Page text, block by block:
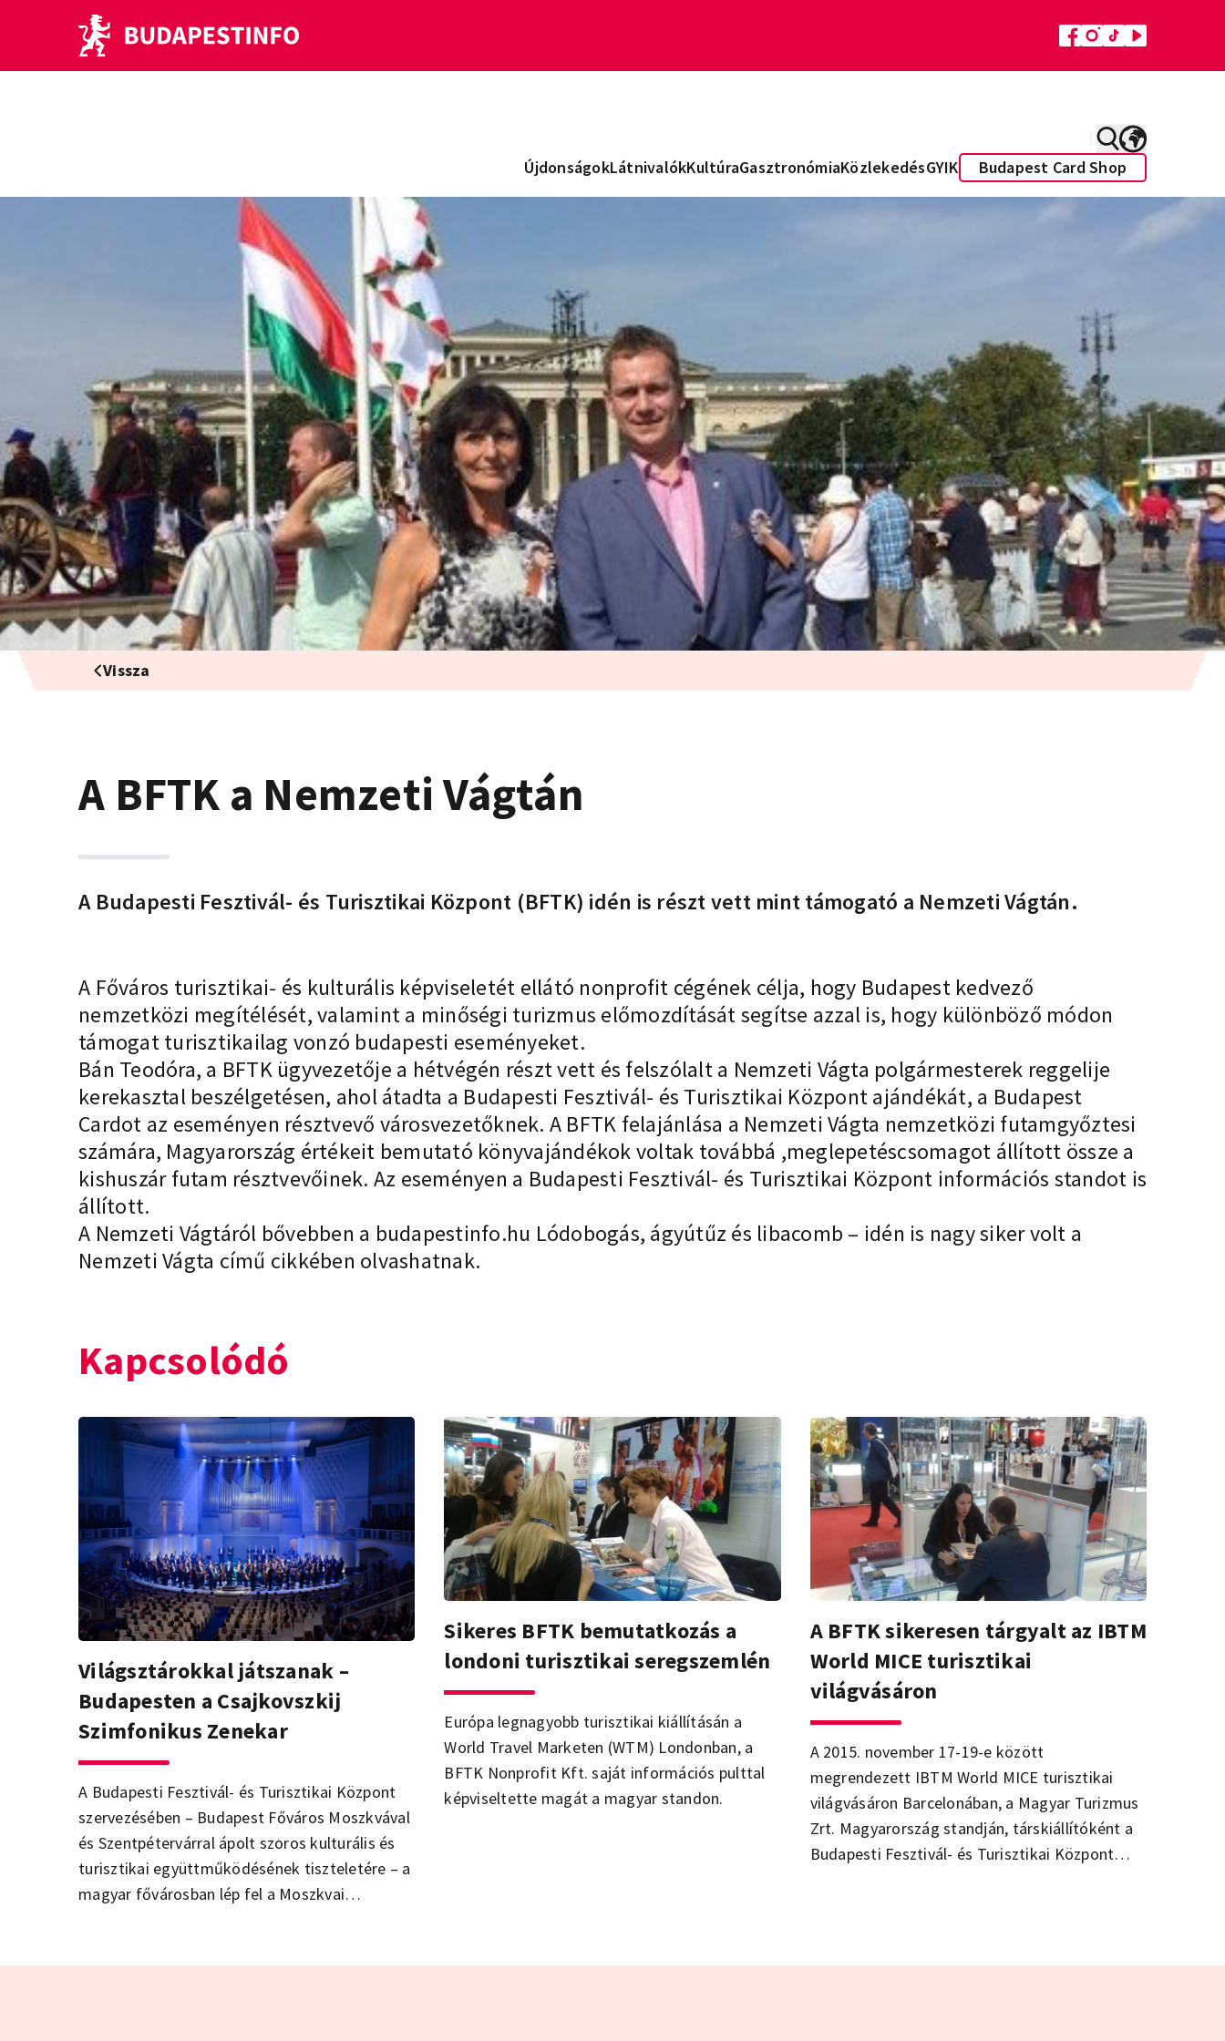
ÚjdonságokLátnivalókKultúraGasztronómiaKözlekedésGYIK Budapest Card Shop
Vissza
A BFTK a Nemzeti Vágtán
A Budapesti Fesztivál- és Turisztikai Központ (BFTK) idén is részt vett mint támogató a Nemzeti Vágtán.
A Főváros turisztikai- és kulturális képviseletét ellátó nonprofit cégének célja, hogy Budapest kedvező
nemzetközi megítélését, valamint a minőségi turizmus előmozdítását segítse azzal is, hogy különböző módon
támogat turisztikailag vonzó budapesti eseményeket.
Bán Teodóra, a BFTK ügyvezetője a hétvégén részt vett és felszólalt a Nemzeti Vágta polgármesterek reggelije
kerekasztal beszélgetésen, ahol átadta a Budapesti Fesztivál- és Turisztikai Központ ajándékát, a Budapest
Cardot az eseményen résztvevő városvezetőknek. A BFTK felajánlása a Nemzeti Vágta nemzetközi futamgyőztesi
számára, Magyarország értékeit bemutató könyvajándékok voltak továbbá ,meglepetéscsomagot állított össze a
kishuszár futam résztvevőinek. Az eseményen a Budapesti Fesztivál- és Turisztikai Központ információs standot is
állított.
A Nemzeti Vágtáról bővebben a budapestinfo.hu Lódobogás, ágyútűz és libacomb – idén is nagy siker volt a
Nemzeti Vágta című cikkében olvashatnak.
Kapcsolódó
Világsztárokkal játszanak –
Budapesten a Csajkovszkij
Szimfonikus Zenekar
A Budapesti Fesztivál- és Turisztikai Központ
szervezésében – Budapest Főváros Moszkvával
és Szentpétervárral ápolt szoros kulturális és
turisztikai együttműködésének tiszteletére – a
magyar fővárosban lép fel a Moszkvai
Sikeres BFTK bemutatkozás a
londoni turisztikai seregszemlén
Európa legnagyobb turisztikai kiállításán a
World Travel Marketen (WTM) Londonban, a
BFTK Nonprofit Kft. saját információs pulttal
képviseltette magát a magyar standon.
A BFTK sikeresen tárgyalt az IBTM
World MICE turisztikai
világvásáron
A 2015. november 17-19-e között
megrendezett IBTM World MICE turisztikai
világvásáron Barcelonában, a Magyar Turizmus
Zrt. Magyarország standján, társkiállítóként a
Budapesti Fesztivál- és Turisztikai Központ